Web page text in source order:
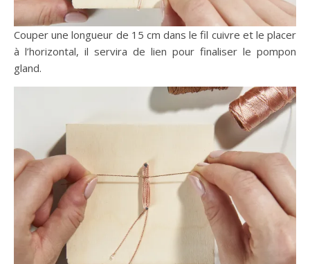
Couper une longueur de 15 cm dans le fil cuivre et le placer
à l’horizontal, il servira de lien pour finaliser le pompon
gland.